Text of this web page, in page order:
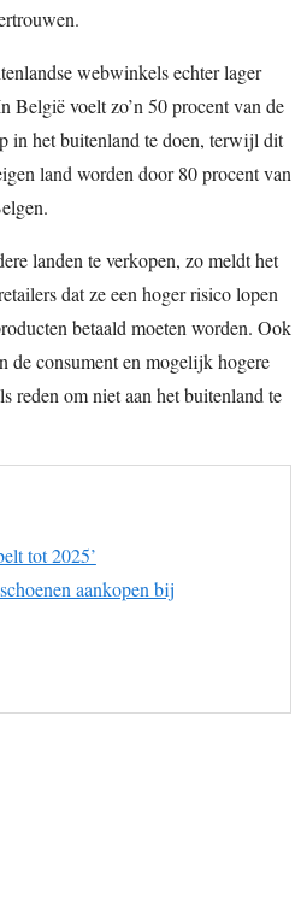
webwinkels echter lager
België voelt zo’n 50 procent van de
in het buitenland te doen, terwijl dit
land worden door 80 procent van
landen te verkopen, zo meldt het
dat ze een hoger risico lopen
betaald moeten worden. Ook
de consument en mogelijk hogere
reden om niet aan het buitenland te
tot 2025’
aankopen bij